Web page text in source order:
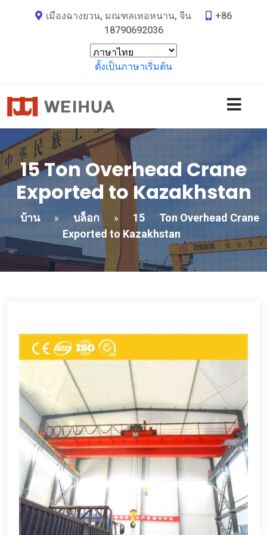
เมืองฉางยวน, มณฑลเหอหนาน, จีน
+86
18790692036
ตั้งเป็นภาษาเริ่มต้น
15Ton Overhead Crane
Exported to Kazakhstan
บ้าน » บล็อก » 15
Ton Overhead Crane
Exported to Kazakhstan